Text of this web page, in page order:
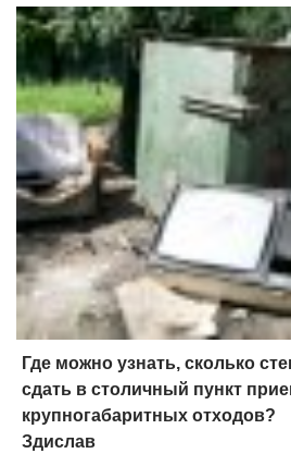
Где можно узнать, сколько
сдать в столичный пункт
крупногабаритных отходов?
Здислав